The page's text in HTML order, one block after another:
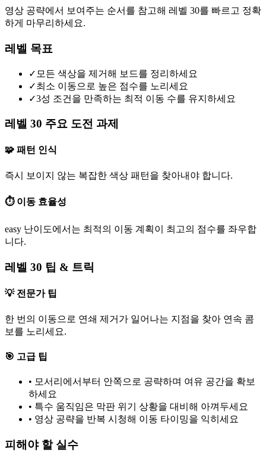
영상 공략에서 보여주는 순서를 참고해 레벨 30를 빠르고 정확
하게 마무리하세요.
레벨 목표
✓ 모든 색상을 제거해 보드를 정리하세요
✓최소 이동으로 높은 점수를 노리세요
✓3성 조건을 만족하는 최적 이동 수를 유지하세요
레벨 30 주요 도전 과제
🧩 패턴 인식
즉시 보이지 않는 복잡한 색상 패턴을 찾아내야 합니다.
⏱️ 이동 효율성
easy 난이도에서는 최적의 이동 계획이 최고의 점수를 좌우합
니다.
레벨 30 팁 & 트릭
💡 전문가 팁
한 번의 이동으로 연쇄 제거가 일어나는 지점을 찾아 연속 콤
보를 노리세요.
🎯 고급 팁
• 모서리에서부터 안쪽으로 공략하며 여유 공간을 확보
하세요
• 특수 움직임은 막판 위기 상황을 대비해 아껴두세요
• 영상 공략을 반복 시청해 이동 타이밍을 익히세요
피해야 할 실수